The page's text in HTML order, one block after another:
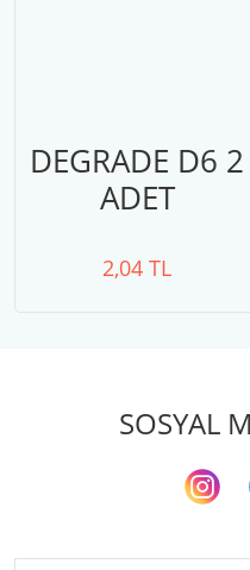
DEGRADE D6 2
ADET
2,04 TL
SOSYAL